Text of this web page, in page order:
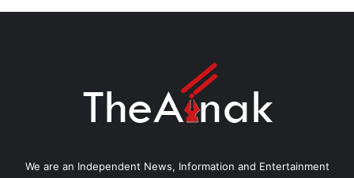
We are an Independent News, Information and Entertainment